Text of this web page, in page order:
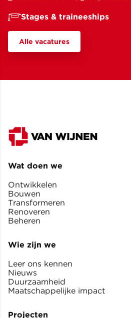
Stages & traineeships
Alle vacatures
Wat doen we
Ontwikkelen
Bouwen
Transformeren
Renoveren
Beheren
Wie zijn we
Leer ons kennen
Nieuws
Duurzaamheid
Maatschappelijke impact
Projecten